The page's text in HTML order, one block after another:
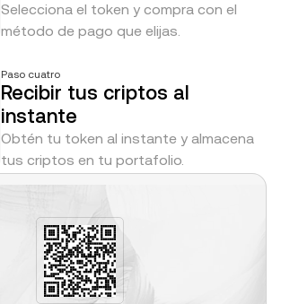
Selecciona el token y compra con el
método de pago que elijas.
Paso cuatro
Recibir tus criptos al
instante
Obtén tu token al instante y almacena
tus criptos en tu portafolio.